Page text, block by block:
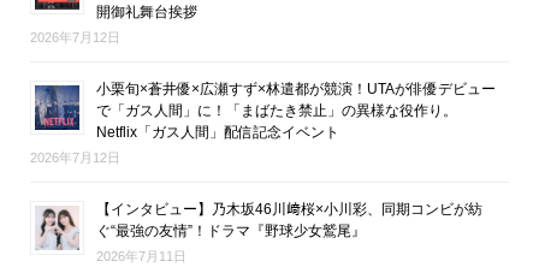
開御礼舞台挨拶
2026年7月12日
小栗旬×蒼井優×広瀬すず×林遣都が競演！UTAが俳優デビュー
で「ガス人間」に！「まばたき禁止」の異様な役作り。
Netflix「ガス人間」配信記念イベント
2026年7月12日
【インタビュー】乃木坂46川﨑桜×小川彩、同期コンビが紡
ぐ“最強の友情”！ドラマ『野球少女鷲尾』
2026年7月11日